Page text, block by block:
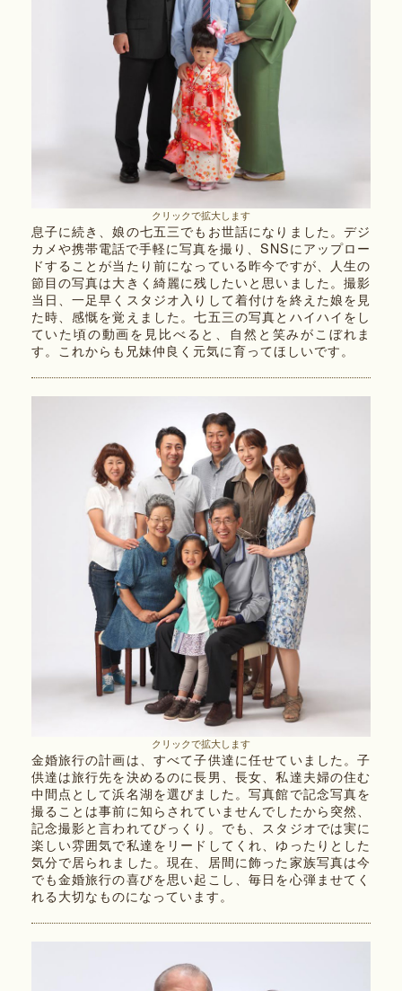
クリックで拡大します
息子に続き、娘の七五三でもお世話になりました。デジ
カメや携帯電話で手軽に写真を撮り、SNSにアップロー
ドすることが当たり前になっている昨今ですが、人生の
節目の写真は大きく綺麗に残したいと思いました。撮影
当日、一足早くスタジオ入りして着付けを終えた娘を見
た時、感慨を覚えました。七五三の写真とハイハイをし
ていた頃の動画を見比べると、自然と笑みがこぼれま
す。これからも兄妹仲良く元気に育ってほしいです。
クリックで拡大します
金婚旅行の計画は、すべて子供達に任せていました。子
供達は旅行先を決めるのに長男、長女、私達夫婦の住む
中間点として浜名湖を選びました。写真館で記念写真を
撮ることは事前に知らされていませんでしたから突然、
記念撮影と言われてびっくり。でも、スタジオでは実に
楽しい雰囲気で私達をリードしてくれ、ゆったりとした
気分で居られました。現在、居間に飾った家族写真は今
でも金婚旅行の喜びを思い起こし、毎日を心弾ませてく
れる大切なものになっています。